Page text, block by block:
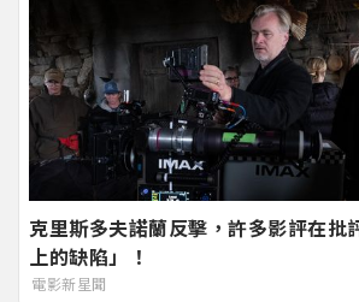
克里斯多夫諾蘭反擊，許多影評在批
上的缺陷」！
電影新星聞